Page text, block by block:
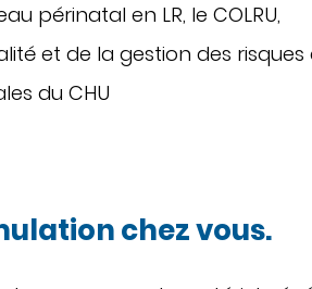
périnatal en LR, le COLRU,
et de la gestion des risques
du CHU
chez vous.